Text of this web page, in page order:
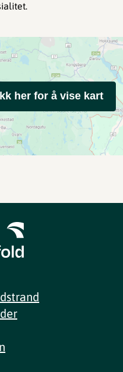
her for å vise kart